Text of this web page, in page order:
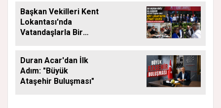
Başkan Vekilleri Kent
Lokantası'nda
Vatandaşlarla Bir
Duran Acar'dan İlk
Adım: "Büyük
Ataşehir Buluşması"